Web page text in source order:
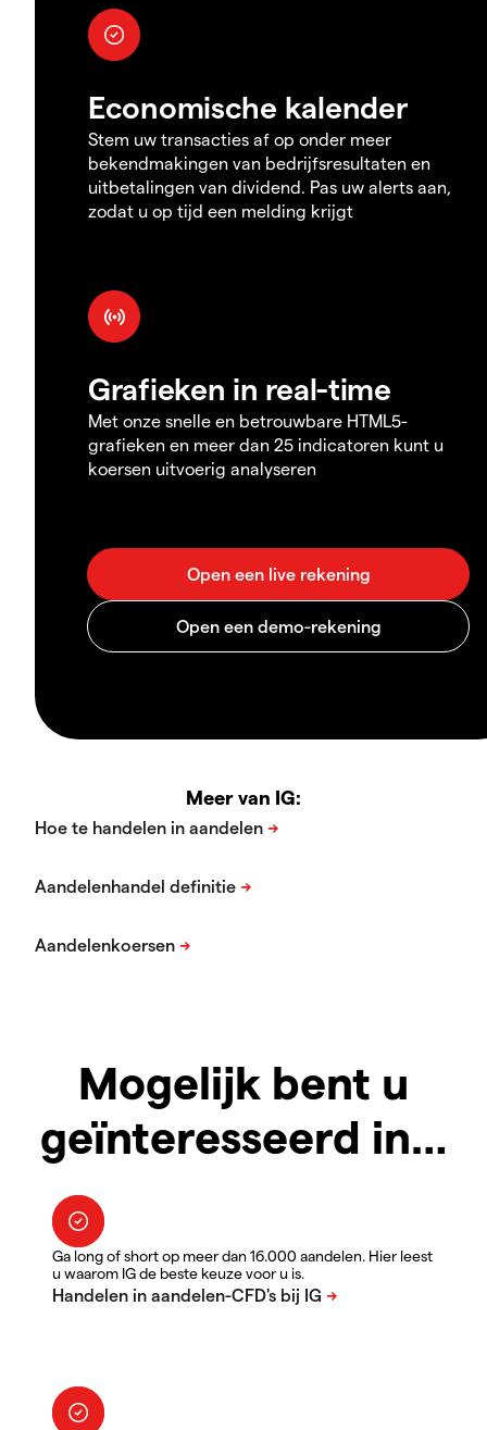
Economische kalender
Stem uw transacties af op onder meer
bekendmakingen van bedrijfsresultaten en
uitbetalingen van dividend. Pas uw alerts aan,
zodat u op tijd een melding krijgt
Grafieken in real-time
Met onze snelle en betrouwbare HTML5-
grafieken en meer dan 25 indicatoren kunt u
koersen uitvoerig analyseren
Meer van IG:
Mogelijk bent u
geïnteresseerd in…
Ga long of short op meer dan 16.000 aandelen. Hier leest
u waarom IG de beste keuze voor u is.